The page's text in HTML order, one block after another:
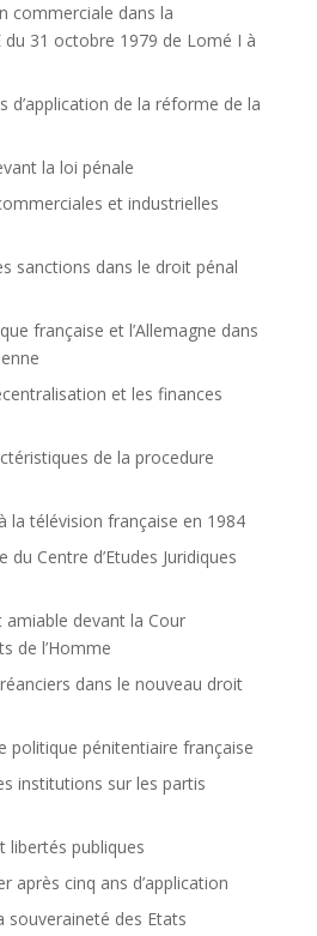
commerciale dans la
du 31 octobre 1979 de Lomé I à
d’application de la réforme de la
la loi pénale
et industrielles
sanctions dans le droit pénal
française et l’Allemagne dans
et les finances
de la procedure
à la télévision française en 1984
du Centre d’Etudes Juridiques
amiable devant la Cour
de l’Homme
dans le nouveau droit
politique pénitentiaire française
institutions sur les partis
libertés publiques
après cinq ans d’application
souveraineté des Etats